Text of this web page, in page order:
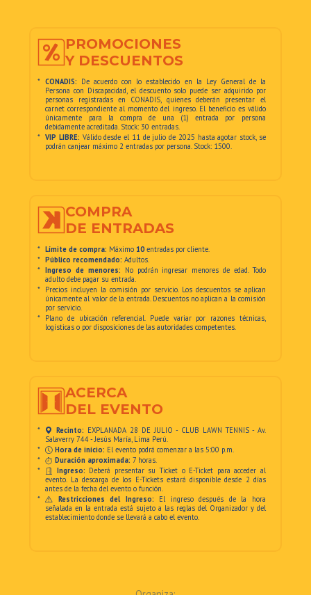
PROMOCIONES
Y DESCUENTOS
* CONADIS: De acuerdo con lo establecido en la Ley General de la
Persona con Discapacidad, el descuento solo puede ser adquirido por
personas registradas en CONADIS, quienes deberán presentar el
carnet correspondiente al momento del ingreso. El beneficio es válido
únicamente para la compra de una (1) entrada por persona
debidamente acreditada. Stock: 30 entradas.
* VIP LIBRE: Válido desde el 11 de julio de 2025 hasta agotar stock, se
podrán canjear máximo 2 entradas por persona. Stock: 1500.
COMPRA
DE ENTRADAS
* Límite de compra: Máximo10 entradas por cliente.
* Público recomendado: Adultos.
* Ingreso de menores: No podrán ingresar menores de edad. Todo
adulto debe pagar su entrada.
* Precios incluyen la comisión por servicio. Los descuentos se aplican
únicamente al valor de la entrada. Descuentos no aplican a la comisión
por servicio.
* Plano de ubicación referencial. Puede variar por razones técnicas,
logísticas o por disposiciones de las autoridades competentes.
ACERCA
DEL EVENTO
* Recinto: EXPLANADA 28 DE JULIO - CLUB LAWN TENNIS - Av.
Salaverry 744 - Jesús María, Lima Perú.
*
Hora de inicio: El evento podrá comenzar a las 5:00 p.m.
*
Duración aproximada: 7 horas.
*
Ingreso: Deberá presentar su Ticket o E-Ticket para acceder al
evento. La descarga de los E-Tickets estará disponible desde 2 días
antes de la fecha del evento o función.
*
Restricciones del Ingreso: El ingreso después de la hora
señalada en la entrada está sujeto a las reglas del Organizador y del
establecimiento donde se llevará a cabo el evento.